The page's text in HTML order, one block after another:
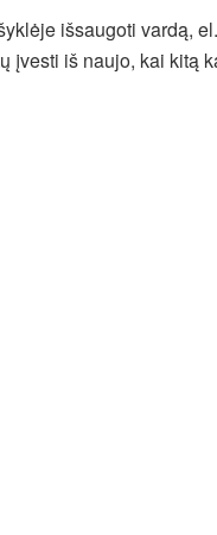
išsaugoti vardą,
įvesti iš naujo, kai kitą